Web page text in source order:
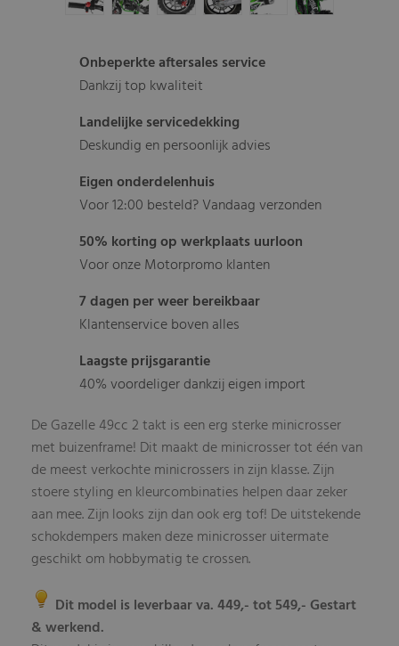
Onbeperkte aftersales service
Dankzij top kwaliteit
Landelijke servicedekking
Deskundig en persoonlijk advies
Eigen onderdelenhuis
Voor 12:00 besteld? Vandaag verzonden
50% korting op werkplaats uurloon
Voor onze Motorpromo klanten
7 dagen per weer bereikbaar
Klantenservice boven alles
Laagste prijsgarantie
40% voordeliger dankzij eigen import
De Gazelle 49cc 2 takt is een erg sterke minicrosser
met buizenframe! Dit maakt de minicrosser tot één van
de meest verkochte minicrossers in zijn klasse. Zijn
stoere styling en kleurcombinaties helpen daar zeker
aan mee. Zijn looks zijn dan ook erg tof! De uitstekende
schokdempers maken deze minicrosser uitermate
geschikt om hobbymatig te crossen.
Dit model is leverbaar va. 449,- tot 549,- Gestart
& werkend.